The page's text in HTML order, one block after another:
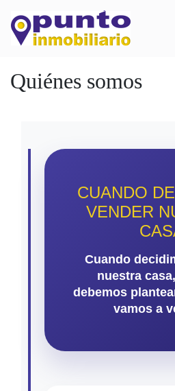
Quiénes somos
CUANDO
VENDER
Cuando
nuestra
debemos
vamos a